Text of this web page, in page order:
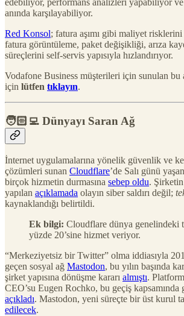
edebiliyor, performans analizleri yapabiliyor ve
anında karşılayabiliyor.
Red Konsol; fatura aşımı gibi maliyet
fatura görüntüleme, paket değişikliği, arıza
süreçlerini self-servis yapısıyla hızlandırıyor.
Vodafone Business müşterileri için sunulan bu
için lütfen tıklayın.
🧑🏻‍💻 Dünyayı Saran Ağ
İnternet uygulamalarına yönelik güvenlik ve
çözümleri sunan Cloudflare’de Salı günü
birçok hizmetin durmasına sebep oldu. Şirketin
yapılan açıklamada olayın siber saldırı değil;
kaynaklandığı belirtildi.
Ek bilgi: Cloudflare dünya genelindeki
yüzde 20’sine hizmet veriyor.
“Merkeziyetsiz bir Twitter” olma iddiasıyla
geçen sosyal ağ Mastodon, bu yılın başında
şirket yapısına dönüşme kararı almıştı.
CEO’su Eugen Rochko, bu geçiş kapsamında
açıkladı. Mastodon, yeni süreçte bir üst kurul
edilecek.